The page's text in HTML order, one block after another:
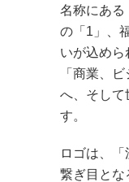
名称にある
の「1」、
いが込めら
「商業、
へ、そして
す。
ロゴは、
繋ぎ目とな